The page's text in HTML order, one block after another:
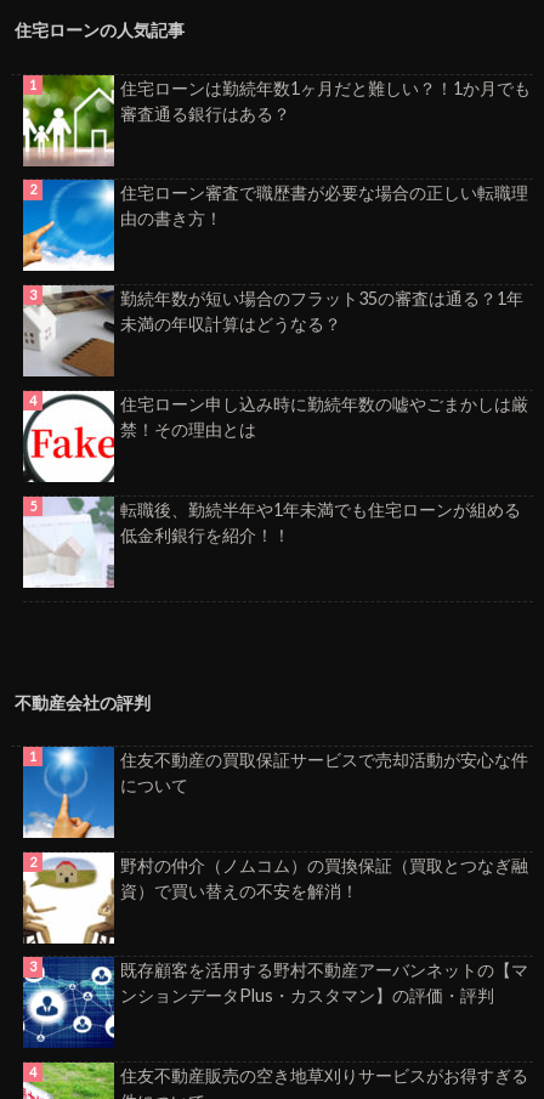
住宅ローンの人気記事
住宅ローンは勤続年数1ヶ月だと難しい？！1か月でも
審査通る銀行はある？
住宅ローン審査で職歴書が必要な場合の正しい転職理
由の書き方！
勤続年数が短い場合のフラット35の審査は通る？1年
未満の年収計算はどうなる？
住宅ローン申し込み時に勤続年数の嘘やごまかしは厳
禁！その理由とは
転職後、勤続半年や1年未満でも住宅ローンが組める
低金利銀行を紹介！！
不動産会社の評判
住友不動産の買取保証サービスで売却活動が安心な件
について
野村の仲介（ノムコム）の買換保証（買取とつなぎ融
資）で買い替えの不安を解消！
既存顧客を活用する野村不動産アーバンネットの【マ
ンションデータPlus・カスタマン】の評価・評判
住友不動産販売の空き地草刈りサービスがお得すぎる